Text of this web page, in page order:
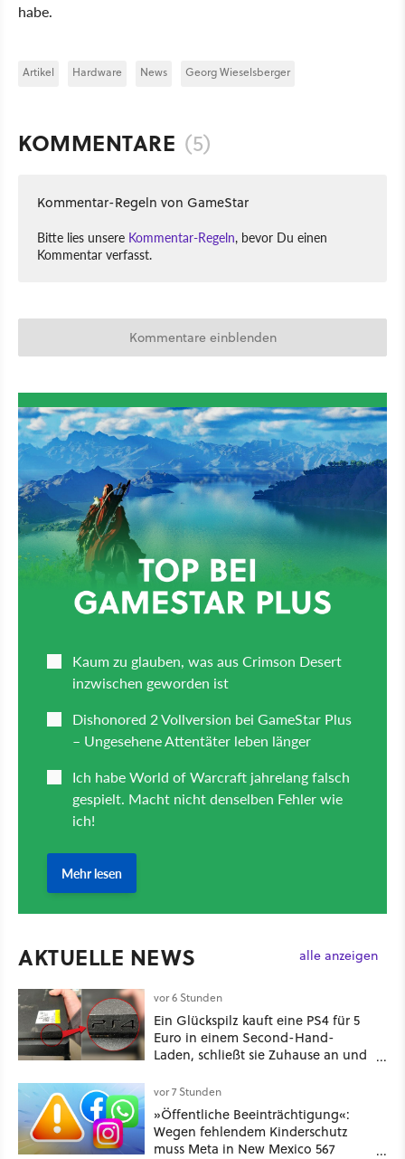
habe.
Artikel Hardware News Georg Wieselsberger
KOMMENTARE (5)
Kommentar-Regeln von GameStar
Bitte lies unsere Kommentar-Regeln, bevor Du einen
Kommentar verfasst.
Kommentare einblenden
AKTUELLE NEWS alle anzeigen
vor 6 Stunden
Ein Glückspilz kauft eine PS4 für 5
Euro in einem Second-Hand-
Laden, schließt sie Zuhause an und
funktionierende PlayStation [Best of
GameStar]
vor 7 Stunden
»Öffentliche Beeinträchtigung«:
Wegen fehlendem Kinderschutz
muss Meta in New Mexico 567